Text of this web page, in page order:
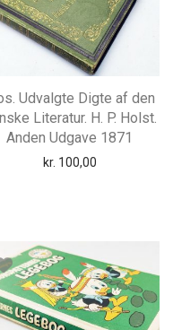
Udvalgte Digte af den
Literatur. H. P. Holst.
Anden Udgave 1871
kr. 100,00